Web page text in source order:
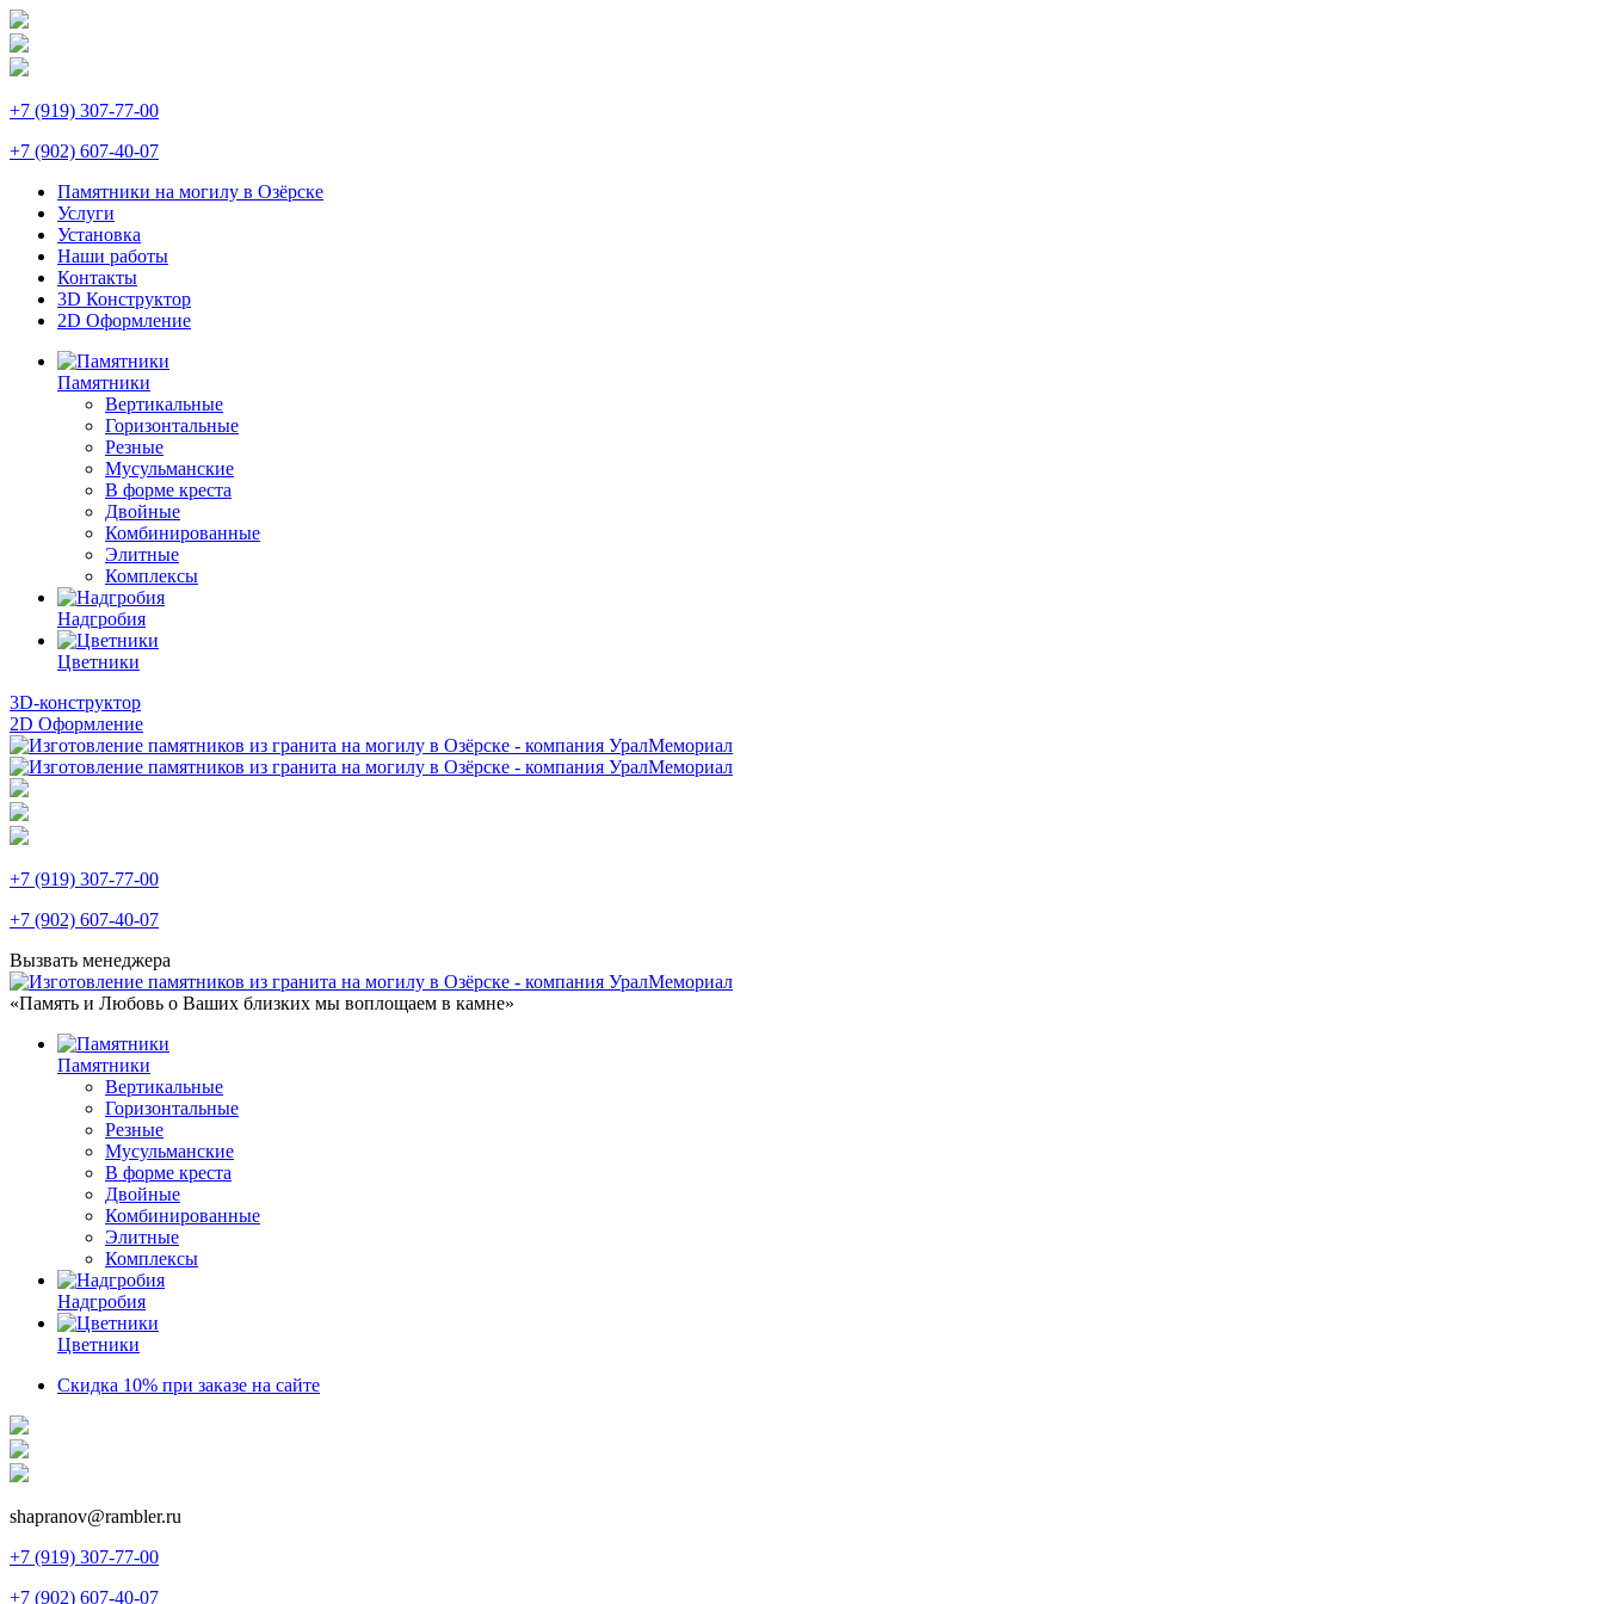
+7 (919) 307-77-00
+7 (902) 607-40-07
Памятники на могилу в Озёрске
Услуги
Установка
Наши работы
Контакты
3D Конструктор
2D Оформление
Памятники
Вертикальные
Горизонтальные
Резные
Мусульманские
В форме креста
Двойные
Комбинированные
Элитные
Комплексы
Надгробия
Цветники
3D-конструктор
2D Оформление
+7 (919) 307-77-00
+7 (902) 607-40-07
Вызвать менеджера
«Память и Любовь о Ваших близких мы воплощаем в камне»
Памятники
Вертикальные
Горизонтальные
Резные
Мусульманские
В форме креста
Двойные
Комбинированные
Элитные
Комплексы
Надгробия
Цветники
Скидка 10% при заказе на сайте
shapranov@rambler.ru
+7 (919) 307-77-00
+7 (902) 607-40-07